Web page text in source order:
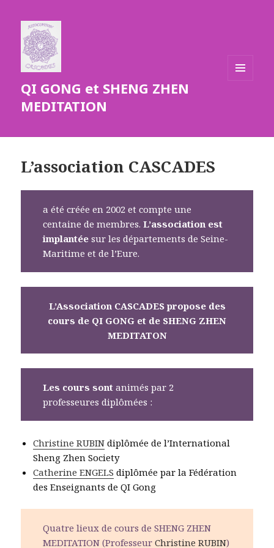
QI GONG et SHENG ZHEN
MEDITATION
L’association CASCADES
a été créée en 2002 et compte une
centaine de membres.L’association est
implantée sur les départements de Seine-
Maritime et de l’Eure.
L’Association CASCADES propose des
cours de QI GONG et de SHENG ZHEN
MEDITATON
Les cours sontanimés par 2
professeures diplômées :
Christine RUBIN diplômée de l’International
Sheng Zhen Society
Catherine ENGELS diplômée par la Fédération
des Enseignants de QI Gong
Quatre lieux de cours de SHENG ZHEN
MEDITATION (ProfesseurChristine RUBIN)